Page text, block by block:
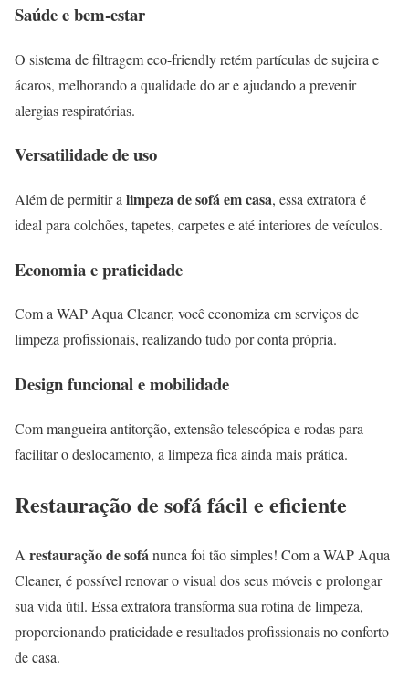
Saúde e bem-estar
O sistema de filtragem eco-friendly retém partículas de sujeira e
ácaros, melhorando a qualidade do ar e ajudando a prevenir
alergias respiratórias.
Versatilidade de uso
Além de permitir a limpeza de sofá em casa, essa extratora é
ideal para colchões, tapetes, carpetes e até interiores de veículos.
Economia e praticidade
Com a WAP Aqua Cleaner, você economiza em serviços de
limpeza profissionais, realizando tudo por conta própria.
Design funcional e mobilidade
Com mangueira antitorção, extensão telescópica e rodas para
facilitar o deslocamento, a limpeza fica ainda mais prática.
Restauração de sofá fácil e eficiente
A restauração de sofánunca foi tão simples! Com a WAP Aqua
Cleaner, é possível renovar o visual dos seus móveis e prolongar
sua vida útil. Essa extratora transforma sua rotina de limpeza,
proporcionando praticidade e resultados profissionais no conforto
de casa.